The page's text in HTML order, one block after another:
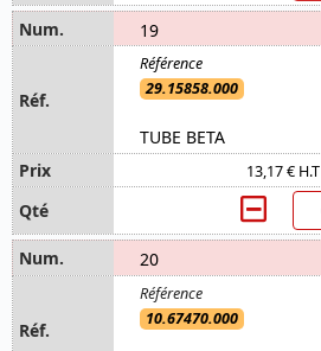
19
29.15858.000
TUBE BETA
13,17 € H.T
20
10.67470.000